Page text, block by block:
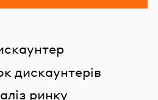
дискаунтерів
ринку